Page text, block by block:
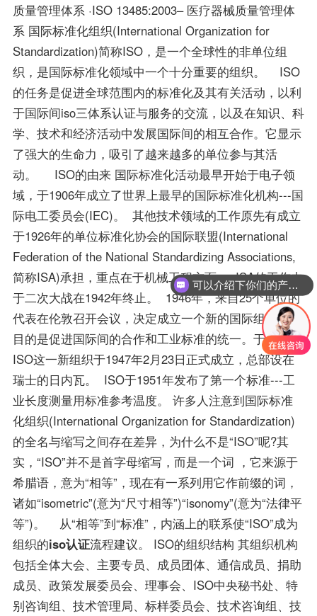
质量管理体系 ·ISO 13485:2003– 医疗器械质量管理体
系 国际标准化组织(International Organization for
Standardization)简称ISO，是一个全球性的非单位组
织，是国际标准化领域中一个十分重要的组织。 ISO
的任务是促进全球范围内的标准化及其有关活动，以利
于国际间iso三体系认证与服务的交流，以及在知识、科
学、技术和经济活动中发展国际间的相互合作。它显示
了强大的生命力，吸引了越来越多的单位参与其活
动。 ISO的由来 国际标准化活动最早开始于电子领
域，于1906年成立了世界上最早的国际标准化机构---国
际电工委员会(IEC)。 其他技术领域的工作原先有成立
于1926年的单位标准化协会的国际联盟(International
Federation of the National Standardizing Associations,
简称ISA)承担，重点在于机械工程方面。 ISA的工作由
于二次大战在1942年终止。 1946年，来自25个单位的
代表在伦敦召开会议，决定成立一个新的国际组织，其
目的是促进国际间的合作和工业标准的统一。于是，
ISO这一新组织于1947年2月23日正式成立，总部设在
瑞士的日内瓦。 ISO于1951年发布了第一个标准---工
业长度测量用标准参考温度。 许多人注意到国际标准
化组织(International Organization for Standardization)
的全名与缩写之间存在差异，为什么不是“ISO”呢?其
实，“ISO”并不是首字母缩写，而是一个词 ，它来源于
希腊语，意为“相等”，现在有一系列用它作前缀的词，
诸如“isometric”(意为“尺寸相等”)“isonomy”(意为“法律平
等”)。 从“相等”到“标准”，内涵上的联系使“ISO”成为
组织的iso认证流程建议。 ISO的组织结构 其组织机构
包括全体大会、主要专员、成员团体、通信成员、捐助
成员、政策发展委员会、理事会、ISO中央秘书处、特
别咨询组、技术管理局、标样委员会、技术咨询组、技
可以介绍下你们的产品么？